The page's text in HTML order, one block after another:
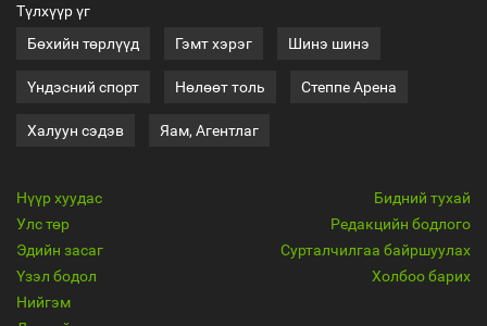
Түлхүүр үг
Бөхийн төрлүүд
Гэмт хэрэг Шинэ шинэ
Үндэсний спорт Нөлөөт толь Степпе Арена
Халуун сэдэв Яам, Агентлаг
Нүүр хуудас
Улс төр
Эдийн засаг
Үзэл бодол
Нийгэм
Бидний тухай
Редакцийн бодлого
Сурталчилгаа байршуулах
Холбоо барих